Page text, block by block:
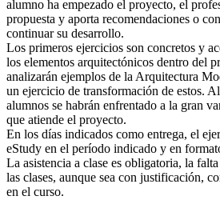
alumno ha empezado el proyecto, el
propuesta y aporta recomendaciones o
continuar su desarrollo.
Los primeros ejercicios son concretos y
los elementos arquitectónicos dentro del
analizarán ejemplos de la Arquitectura
un ejercicio de transformación de estos.
alumnos se habrán enfrentado a la gran
que atiende el proyecto.
En los días indicados como entrega, el
eStudy en el período indicado y en
La asistencia a clase es obligatoria, la
las clases, aunque sea con justificación,
en el curso.